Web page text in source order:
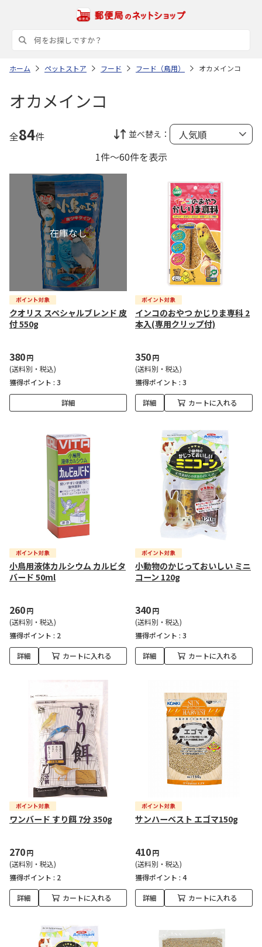
ホーム ペットストア フード フード（鳥用） オカメインコ
オカメインコ
全84件 並べ替え：
1件～60件を表示
クオリス スペシャルブレンド 皮
付 550g
380円
(送料別・税込)
獲得ポイント : 3
詳細
インコのおやつ かじりま専科 2
本入(専用クリップ付)
350円
(送料別・税込)
獲得ポイント : 3
詳細 カートに入れる
小鳥用液体カルシウム カルビタ
バード 50ml
260円
(送料別・税込)
獲得ポイント : 2
詳細 カートに入れる
小動物のかじっておいしい ミニ
コーン 120g
340円
(送料別・税込)
獲得ポイント : 3
詳細 カートに入れる
ワンバード すり餌 7分 350g
270円
(送料別・税込)
獲得ポイント : 2
詳細 カートに入れる
サンハーベスト エゴマ150g
410円
(送料別・税込)
獲得ポイント : 4
詳細 カートに入れる